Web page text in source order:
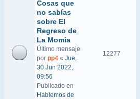
Cosas que
no sabías
sobre El
Regreso de
La Momia
Último mensaje
por pp4 « Jue,
30 Jun 2022,
09:56
Publicado en
Hablemos de
12277